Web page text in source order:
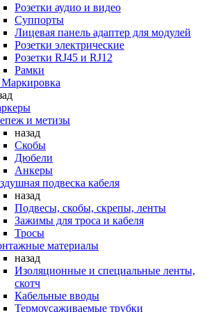
Розетки аудио и видео
Суппорты
Лицевая панель адаптер для модулей
Розетки электрические
Розетки RJ45 и RJ12
Рамки
и метизы
назад
Скобы
Дюбели
Анкеры
подвеска кабеля
назад
Подвесы, скобы, скрепы, ленты
Зажимы для троса и кабеля
Тросы
материалы
назад
Изоляционные и специальные ленты,
скотч
Кабельные вводы
Термоусаживаемые трубки